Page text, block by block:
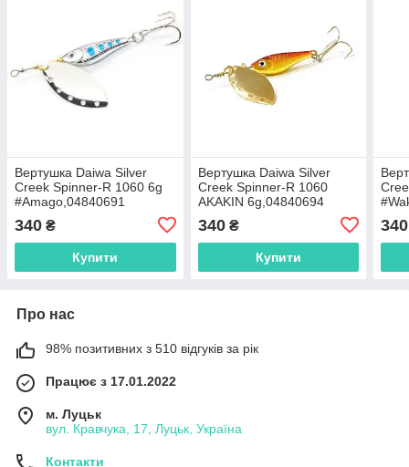
Вертушка Daiwa Silver
Creek Spinner-R 1060 6g
#Amago,04840691
340 ₴
Купити
Вертушка Daiwa Silver
Creek Spinner-R 1060
AKAKIN 6g,04840694
340₴
Купити
340
Про нас
98% позитивних з 510 відгуків за рік
Працює з 17.01.2022
м. Луцьк
вул. Кравчука, 17, Луцьк, Україна
Контакти